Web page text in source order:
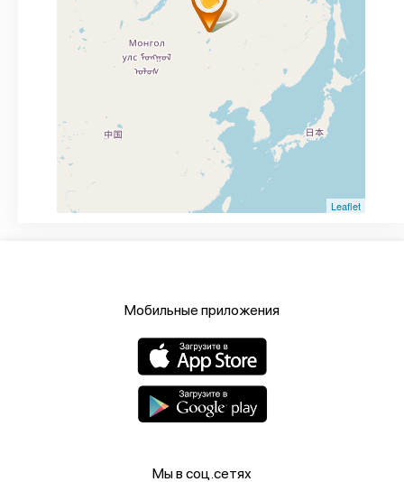
Leaflet
Мобильные приложения
Мы в соц.сетях